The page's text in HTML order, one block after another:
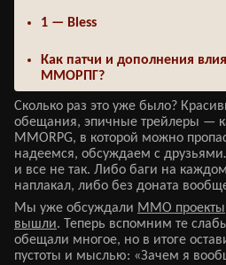
1 — Bless
Как патчи и дополнения
ММОРПГ?
Сколько раз это уже было?
обещания, эпичные трейлеры —
MMORPG, в которой можно
надеемся, обсуждаем с
и все не так. Либо баги на
наплакал, либо без доната
Мы уже обсуждали ММО проекты,
вышли. Теперь вспомним те
обещали многое, но в итоге
пустоты и мыслью: «Зачем я